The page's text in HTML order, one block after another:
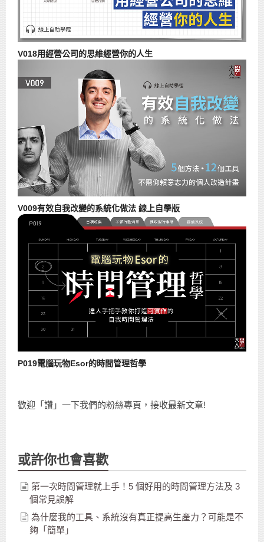
V018用經營公司的思維經營你的人生
V009有效自我改變的系統化做法 線上自學版
P019電腦玩物Esor的時間管理哲學
歡迎「讚」一下我們的粉絲專頁，接收最新文章!
或許你也會喜歡
第一次時間管理就上手！5 個好用的時間管理方法及 3
個常見誤解
為什麼我的工具、系統沒有真正提高生產力？可能是不
夠「簡單」